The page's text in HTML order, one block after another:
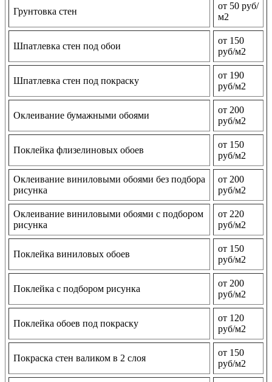
Грунтовка стен
от 50 руб/
м2
Шпатлевка стен под обои
от 150
руб/м2
Шпатлевка стен под покраску
от 190
руб/м2
Оклеивание бумажными обоями
от 200
руб/м2
Поклейка флизелиновых обоев
от 150
руб/м2
Оклеивание виниловыми обоями без подбора
рисунка
от 200
руб/м2
Оклеивание виниловыми обоями с подбором
рисунка
от 220
руб/м2
Поклейка виниловых обоев
от 150
руб/м2
Поклейка с подбором рисунка
от 200
руб/м2
Поклейка обоев под покраску
от 120
руб/м2
Покраска стен валиком в 2 слоя
от 150
руб/м2